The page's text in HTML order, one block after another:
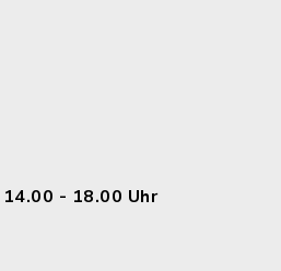
- 18.00 Uhr